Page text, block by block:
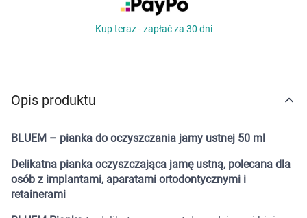
Marki
Kup teraz - zapłać za 30 dni
Opis produktu
BLUEM – pianka do oczyszczania jamy ustnej 50 ml
Delikatna pianka oczyszczająca jamę ustną, polecana dla
osób z implantami, aparatami ortodontycznymi i
retainerami